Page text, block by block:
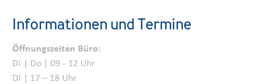
Informationen und Termine
Öffnungszeiten Büro:
Di | Do | 09 - 12 Uhr
Di | 17 – 18 Uhr